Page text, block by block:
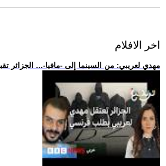
اخر الافلام
.. مهدي لعريبي: من السينما إلى -مافيا-... الجزائر